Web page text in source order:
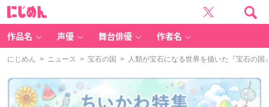
作品名 声優 舞台俳優 作者名
にじめん > ニュース > 宝石の国 > 人類が宝石になる世界を描いた『宝石の国